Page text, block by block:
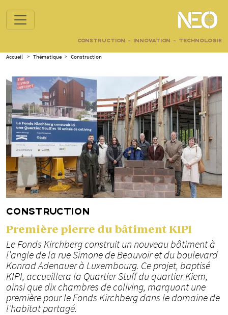
CONSTRUCTION - INNOVATION - TECHNOLOGIE
Accueil > Thématique > Construction
CONSTRUCTION
Première pierre du bâtiment KIPI
Le Fonds Kirchberg construit un nouveau bâtiment à
l’angle de la rue Simone de Beauvoir et du boulevard
Konrad Adenauer à Luxembourg. Ce projet, baptisé
KIPI, accueillera la Quartier Stuff du quartier Kiem,
ainsi que dix chambres de coliving, marquant une
première pour le Fonds Kirchberg dans le domaine de
l’habitat partagé.